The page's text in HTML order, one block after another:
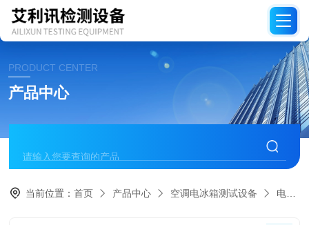
PRODUCT CENTER
产品中心
当前位置：首页 产品中心 空调电冰箱测试设备 电冰箱噪音测试房控制系统